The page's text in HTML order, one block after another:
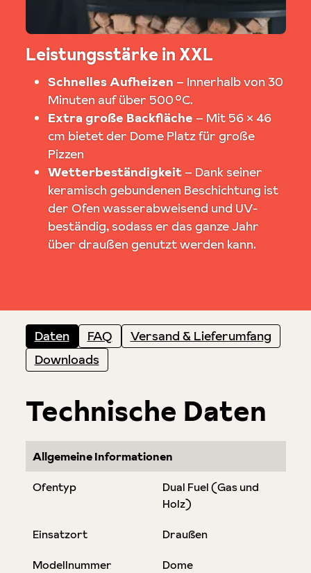
Leistungsstärke in XXL
Schnelles Aufheizen– Innerhalb von 30
Minuten auf über 500 °C.
Extra große Backfläche– Mit 56 × 46
cm bietet der Dome Platz für große
Pizzen
Wetterbeständigkeit– Dank seiner
keramisch gebundenen Beschichtung ist
der Ofen wasserabweisend und UV-
beständig, sodass er das ganze Jahr
über draußen genutzt werden kann.
Daten FAQ
Versand & Lieferumfang
Downloads
Technische Daten
Allgemeine Informationen
Ofentyp
Dual Fuel (Gas und
Holz)
Einsatzort
Draußen
Modellnummer
Dome